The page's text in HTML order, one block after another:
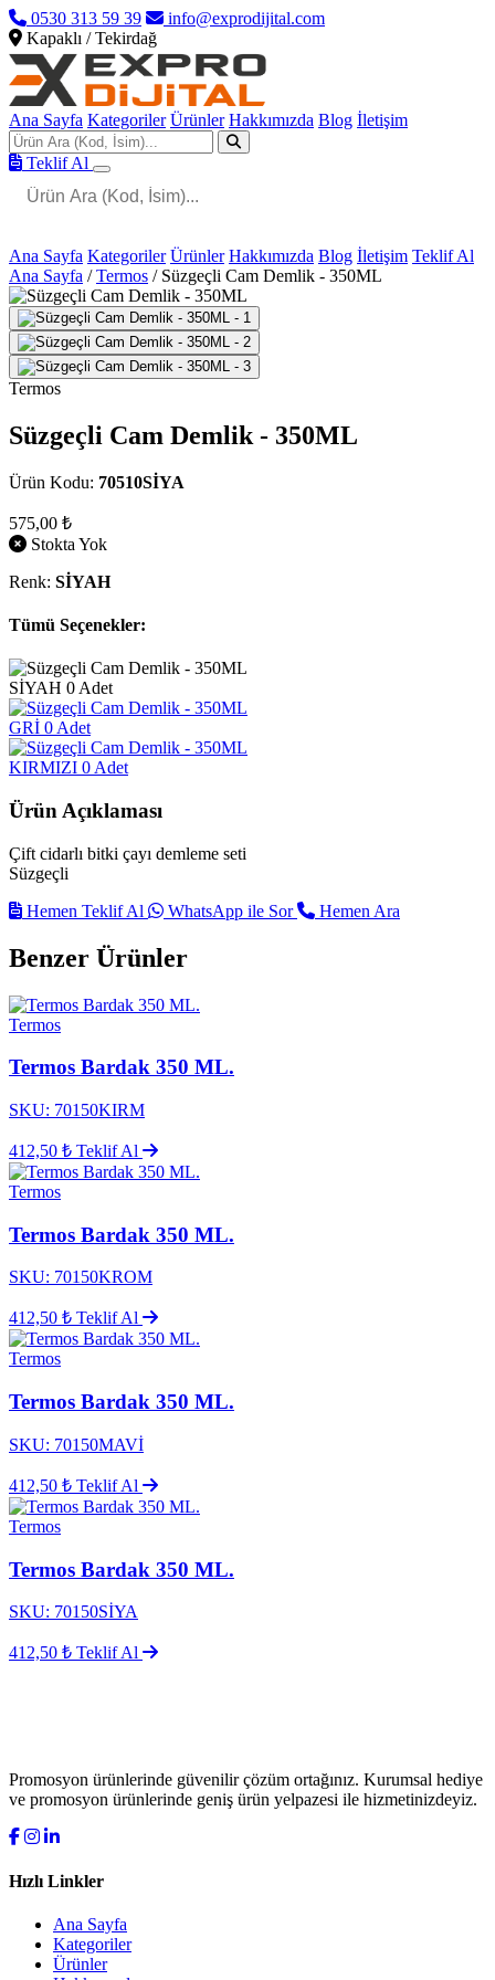
0530 313 59 39
info@exprodijital.com
Kapaklı / Tekirdağ
Ana Sayfa Kategoriler Ürünler Hakkımızda Blog İletişim
Teklif Al
Ana Sayfa Kategoriler Ürünler Hakkımızda Blog İletişim Teklif Al
Ana Sayfa / Termos / Süzgeçli Cam Demlik - 350ML
Termos
Süzgeçli Cam Demlik - 350ML
Ürün Kodu: 70510SİYA
575,00 ₺
Stokta Yok
Renk: SİYAH
Tümü Seçenekler:
SİYAH 0 Adet
GRİ 0 Adet
KIRMIZI 0 Adet
Ürün Açıklaması
Çift cidarlı bitki çayı demleme seti
Süzgeçli
Hemen Teklif Al
WhatsApp ile Sor Hemen Ara
Benzer Ürünler
Termos
Termos Bardak 350 ML.
SKU: 70150KIRM
412,50 ₺ Teklif Al
Termos
Termos Bardak 350 ML.
SKU: 70150KROM
412,50 ₺ Teklif Al
Termos
Termos Bardak 350 ML.
SKU: 70150MAVİ
412,50 ₺ Teklif Al
Termos
Termos Bardak 350 ML.
SKU: 70150SİYA
412,50 ₺ Teklif Al
Promosyon ürünlerinde güvenilir çözüm ortağınız. Kurumsal hediye
ve promosyon ürünlerinde geniş ürün yelpazesi ile hizmetinizdeyiz.
Hızlı Linkler
Ana Sayfa
Kategoriler
Ürünler